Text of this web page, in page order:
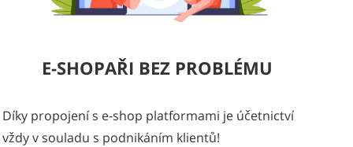
E-SHOPAŘI BEZ PROBLÉMU
Díky propojení s e-shop platformami je účetnictví
vždy v souladu s podnikáním klientů!